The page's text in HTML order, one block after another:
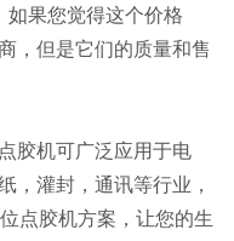
如果您觉得这个价格
，但是它们的质量和售
胶机可广泛应用于电
，灌封，通讯等行业，
点胶机方案，让您的生